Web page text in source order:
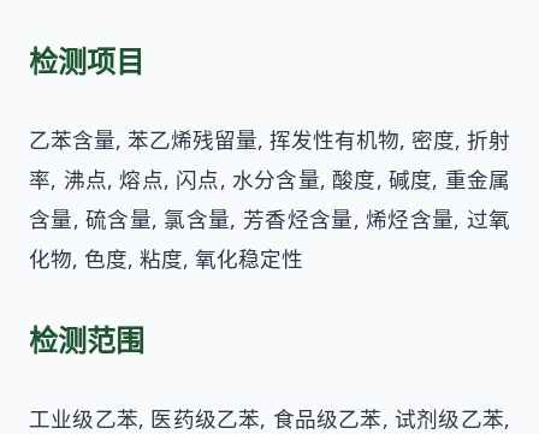
检测项目
乙苯含量, 苯乙烯残留量, 挥发性有机物, 密度, 折射
率, 沸点, 熔点, 闪点, 水分含量, 酸度, 碱度, 重金属
含量, 硫含量, 氯含量, 芳香烃含量, 烯烃含量, 过氧
化物, 色度, 粘度, 氧化稳定性
检测范围
工业级乙苯, 医药级乙苯, 食品级乙苯, 试剂级乙苯,